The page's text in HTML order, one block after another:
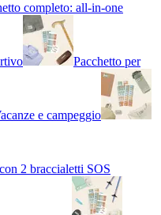
completo: all-in-one
Pacchetto per
e campeggio
2 braccialetti SOS